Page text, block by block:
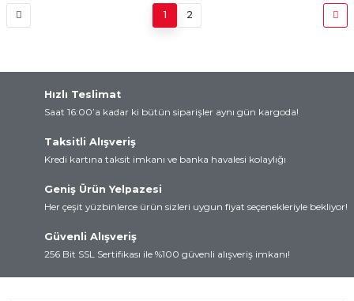
1 2
Hızlı Teslimat
Saat 16:00’a kadar ki bütün siparişler aynı gün kargoda!
Taksitli Alışveriş
Kredi kartına taksit imkanı ve banka havalesi kolaylığı
Geniş Ürün Yelpazesi
Her çeşit yüzbinlerce ürün sizleri uygun fiyat seçenekleriyle bekliyor!
Güvenli Alışveriş
256 Bit SSL Sertifikası ile %100 güvenli alışveriş imkanı!